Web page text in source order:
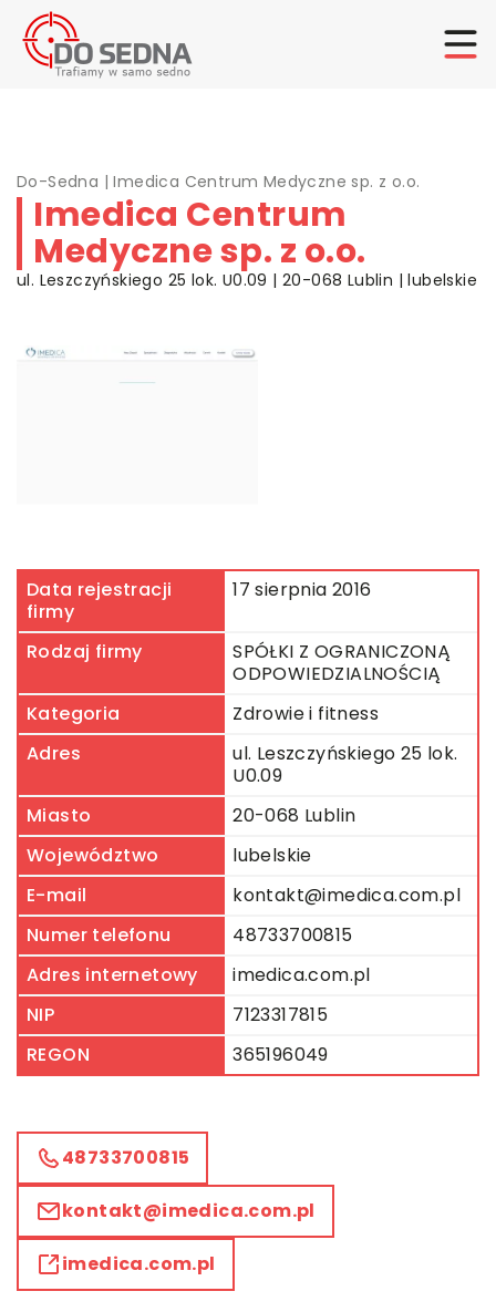
Do-Sedna |Imedica Centrum Medyczne sp. z o.o.
Imedica Centrum
Medyczne sp. z o.o.
ul. Leszczyńskiego 25 lok. U0.09 | 20-068 Lublin | lubelskie
Data rejestracji
firmy
17 sierpnia 2016
Rodzaj firmy
SPÓŁKI Z OGRANICZONĄ
ODPOWIEDZIALNOŚCIĄ
Kategoria
Zdrowie i fitness
Adres
ul. Leszczyńskiego 25 lok.
U0.09
Miasto
20-068 Lublin
Województwo
lubelskie
E-mail
kontakt@imedica.com.pl
Numer telefonu
48733700815
Adres internetowy
imedica.com.pl
NIP
7123317815
REGON
365196049
48733700815
kontakt@imedica.com.pl
imedica.com.pl